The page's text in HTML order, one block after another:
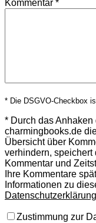
Kommentar *
* Die DSGVO-Checkbox
* Durch das
charmingbooks.de
Übersicht über
verhindern, speichert
Kommentar und
Ihre Kommentare
Informationen zu
Datenschutzerklärung
Zustimmung zur